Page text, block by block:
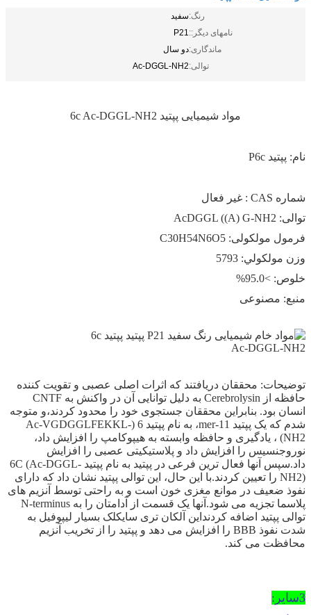
رنگ:سفید
نامهای دیگر::P21
ماندگاری:دو سال
توالی:Ac-DGGL-NH2
مواد شیمیایی پپتید 6c Ac-DGGL-NH2
نام: پپتید P6c
شماره CAS : غیر فعال
توالی: AcDGGL ((A) G-NH2
فرمول مولکولی: C30H54N6O5
وزن مولکولي: 5793
خلوص: >95.0%
منبع: مصنوعی
توضیحات: محققان دریافتند که اثرات اصلی عصبی و تقویت کننده
حافظه از Cerebrolysin به دلیل توانایی آن در واکنش به CNTF
انسان بود. بنابراین محققان جستجوی خود را محدود کردند،و متوجه
شدم که یک پپتید 11-mer، به نام پپتید 6 (Ac-VGDGGLFEKKL-
NH2) ، یادگیری و حافظه وابسته به هیپوکامپ را افزایش داد،
نوروجنسیس را افزایش داد و پلاستیکیتی عصبی را افزایش
داد.سپس آنها فعال ترین فرعی در پپتید به نام پپتید 6C (Ac-DGGL-
NH2) را تعیین کردند.با این حال، این توالی پپتید نشان داد که دارای
نفوذ ضعیف در موانع مغزی خون است و به راحتی توسط آنزیم های
پلاسما تجزیه می شود.آنها یک قسمت از آدامتان را به N-terminus
توالی پپتید اضافه کردنداین آلکان تری سایکلک بسیار لیپوفیل به
شدت نفوذ BBB را افزایش می دهد و پپتید را از تخریب آنزیم
محافظت می کند.
3سایر: